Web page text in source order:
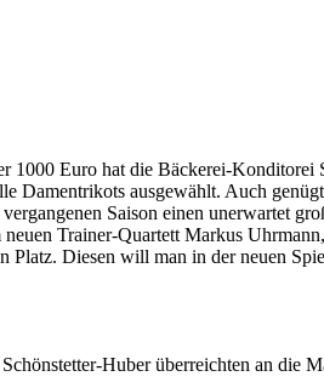
Euro hat die Bäckerei-
Damentrikots ausgewählt. Auch
Saison einen unerwartet
Trainer-Quartett Markus
Platz. Diesen will man in der neuen
Huber überreichten an die